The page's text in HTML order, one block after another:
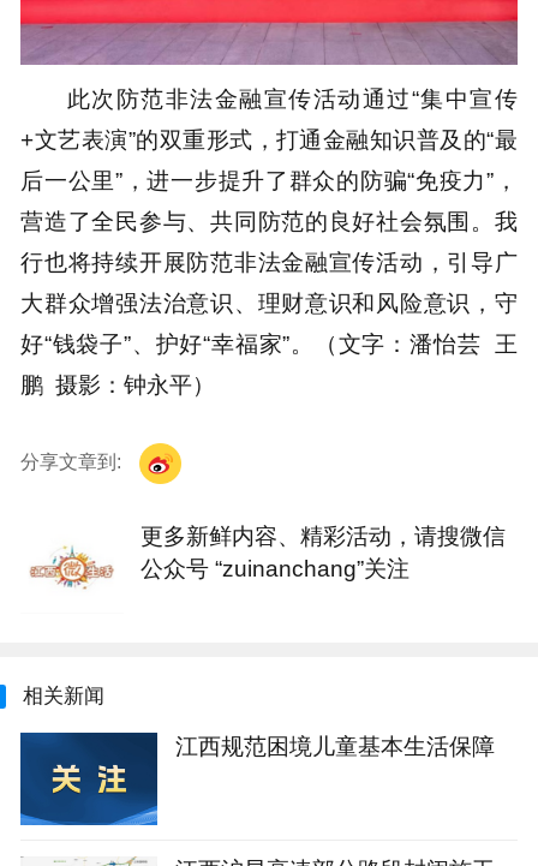
此次防范非法金融宣传活动通过“集中宣传
+文艺表演”的双重形式，打通金融知识普及的“最
后一公里”，进一步提升了群众的防骗“免疫力”，
营造了全民参与、共同防范的良好社会氛围。我
行也将持续开展防范非法金融宣传活动，引导广
大群众增强法治意识、理财意识和风险意识，守
好“钱袋子”、护好“幸福家”。（文字：潘怡芸 王
鹏 摄影：钟永平）
分享文章到:
更多新鲜内容、精彩活动，请搜微信
公众号 “zuinanchang”关注
相关新闻
江西规范困境儿童基本生活保障